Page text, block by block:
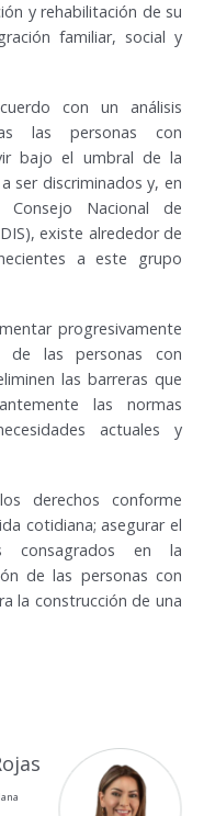
y rehabilitación de su
familiar, social y
con un análisis
las personas con
bajo el umbral de la
ser discriminados y, en
Consejo Nacional de
existe alrededor de
a este grupo
progresivamente
de las personas con
las barreras que
las normas
actuales y
derechos conforme
cotidiana; asegurar el
consagrados en la
de las personas con
la construcción de una